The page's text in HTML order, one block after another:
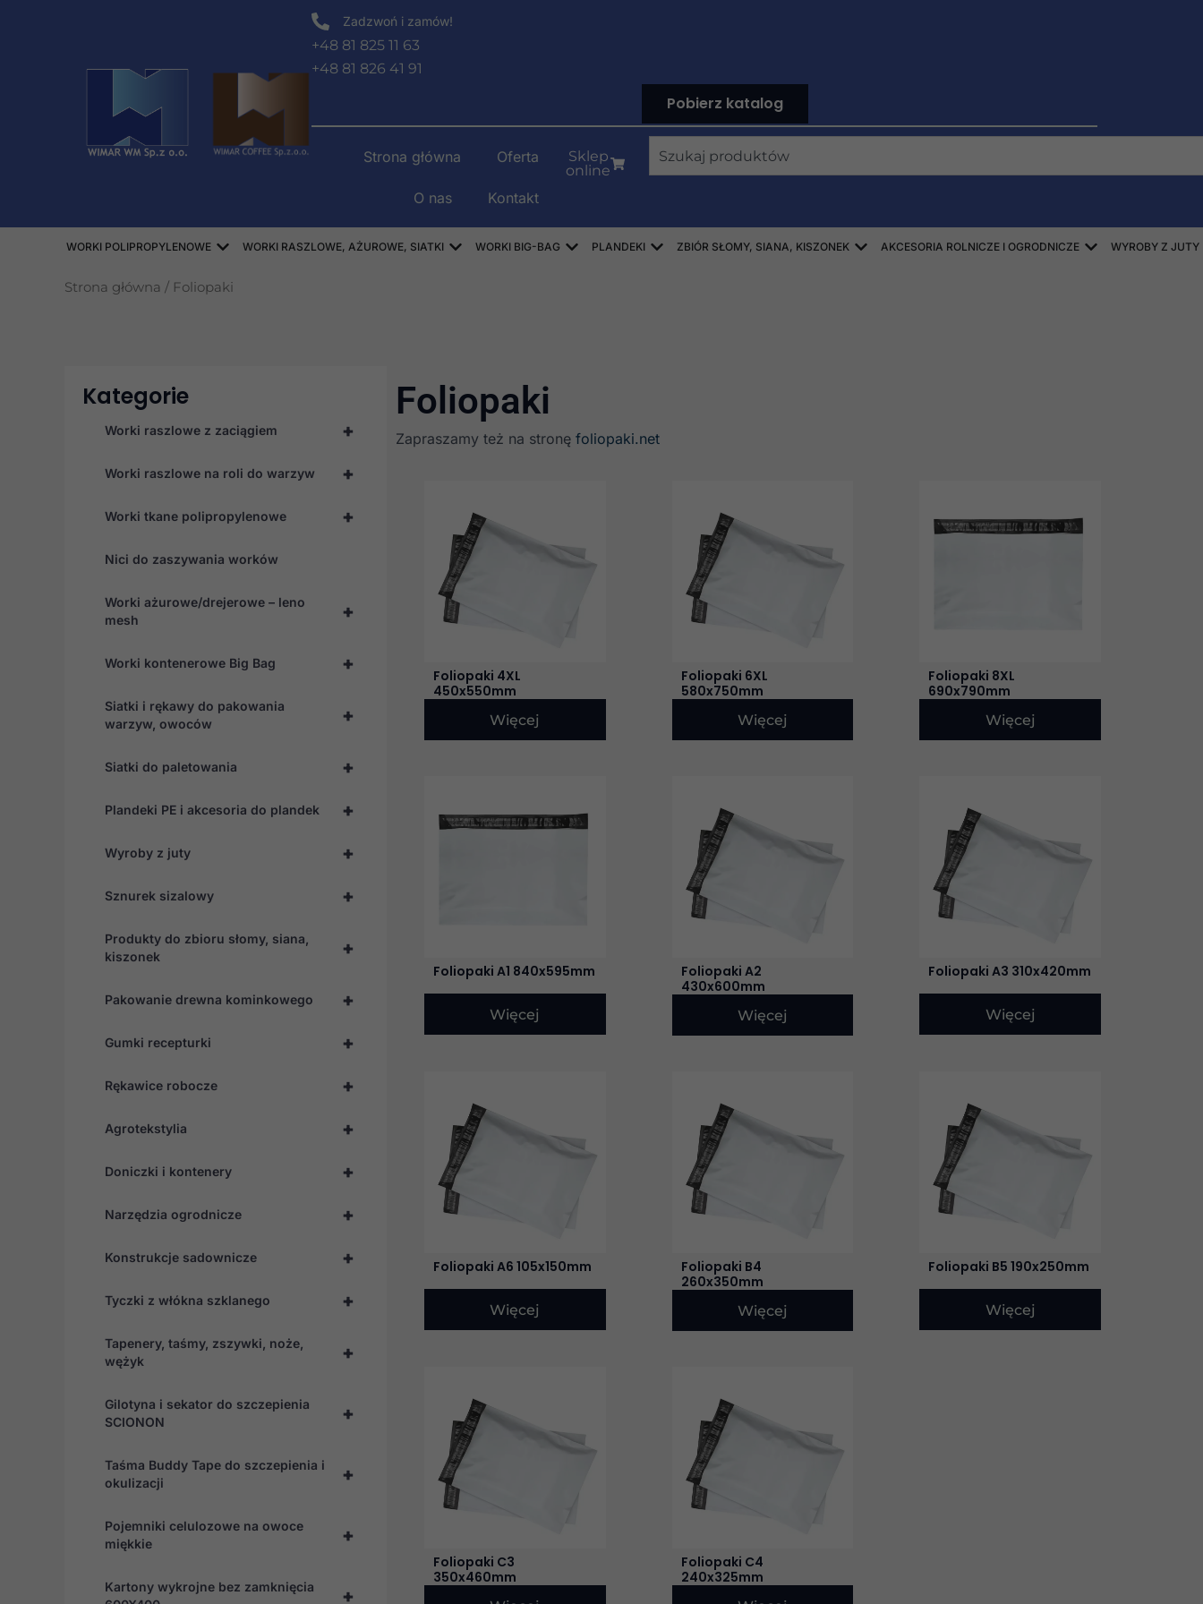
Zadzwoń i zamów!
+48 81 825 11 63
+48 81 826 41 91
Pobierz katalog
Strona główna Oferta
O nas Kontakt
Sklep
online
Wyszukiwanie
WORKI POLIPROPYLENOWE Open WORKI POLIPROPYLENOWE
WORKI RASZLOWE, AŻUROWE, SIATKI Open WORKI RASZLOWE, AŻUROWE, SIATKI
WORKI BIG-BAG Open WORKI BIG-BAG
PLANDEKI Open PLANDEKI
ZBIÓR SŁOMY, SIANA, KISZONEK Open ZBIÓR SŁOMY, SIANA, KISZONEK
AKCESORIA ROLNICZE I OGRODNICZE OpenWYROBY Z JUTY
Strona główna / Foliopaki
Kategorie
+
Worki raszlowe z zaciągiem
+
Worki raszlowe na roli do warzyw
+
Worki tkane polipropylenowe
Nici do zaszywania worków
+
Worki ażurowe/drejerowe – leno
mesh
+
Worki kontenerowe Big Bag
+
Siatki i rękawy do pakowania
warzyw, owoców
+
Siatki do paletowania
+
Plandeki PE i akcesoria do plandek
+
Wyroby z juty
+
Sznurek sizalowy
+
Produkty do zbioru słomy, siana,
kiszonek
+
Pakowanie drewna kominkowego
+
Gumki recepturki
+
Rękawice robocze
+
Agrotekstylia
+
Doniczki i kontenery
+
Narzędzia ogrodnicze
+
Konstrukcje sadownicze
+
Tyczki z włókna szklanego
+
Tapenery, taśmy, zszywki, noże,
wężyk
+
Gilotyna i sekator do szczepienia
SCIONON
+
Taśma Buddy Tape do szczepienia i
okulizacji
+
Pojemniki celulozowe na owoce
miękkie
+
Kartony wykrojne bez zamknięcia
Foliopaki
Zapraszamy też na stronę foliopaki.net
Foliopaki 4XL
450x550mm
Więcej
Foliopaki 6XL
580x750mm
Więcej
Foliopaki 8XL
690x790mm
Więcej
Foliopaki A1 840x595mm
Więcej
Foliopaki A2
430x600mm
Więcej
Foliopaki A3 310x420mm
Więcej
Foliopaki A6 105x150mm
Więcej
Foliopaki B4
260x350mm
Więcej
Foliopaki B5 190x250mm
Więcej
Foliopaki C3
350x460mm
Foliopaki C4
240x325mm